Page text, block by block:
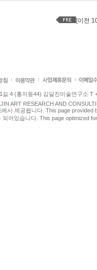
[이전
길 4 (홍지동44) 김달진미술연구소 T
ART RESEARCH AND
에서 제공됩니다. This page provided
되어있습니다. This page optimized